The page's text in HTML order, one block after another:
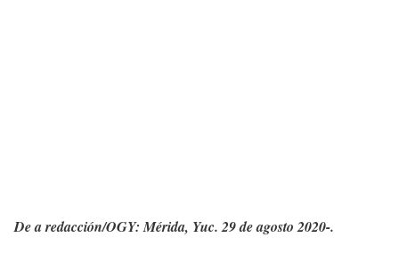
De a redacción/OGY: Mérida, Yuc. 29 de agosto 2020-.